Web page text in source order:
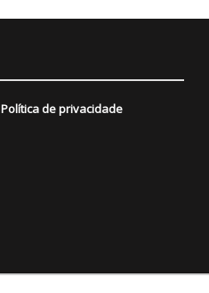
Política de privacidade